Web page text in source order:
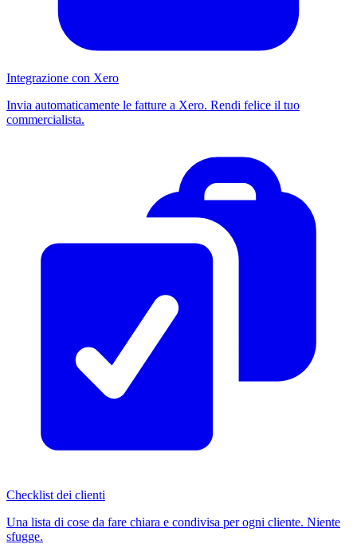
Integrazione con Xero
Invia automaticamente le fatture a Xero. Rendi felice il tuo
commercialista.
Checklist dei clienti
Una lista di cose da fare chiara e condivisa per ogni cliente. Niente
sfugge.